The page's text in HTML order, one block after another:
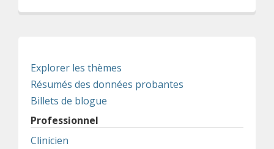
Explorer les thèmes
Résumés des données probantes
Billets de blogue
Professionnel
Clinicien